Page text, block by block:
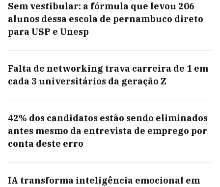
Sem vestibular: a fórmula que levou 206
alunos dessa escola de pernambuco direto
para USP e Unesp
Falta de networking trava carreira de 1 em
cada 3 universitários da geração Z
42% dos candidatos estão sendo eliminados
antes mesmo da entrevista de emprego por
conta deste erro
IA transforma inteligência emocional em